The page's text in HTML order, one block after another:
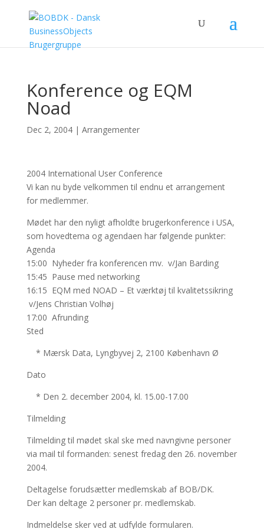
Konference og EQM
Noad
Dec 2, 2004| Arrangementer
2004 International User Conference
Vi kan nu byde velkommen til endnu et arrangement
for medlemmer.
Mødet har den nyligt afholdte brugerkonference i USA,
som hovedtema og agendaen har følgende punkter:
Agenda
15:00 Nyheder fra konferencen mv. v/Jan Barding
15:45 Pause med networking
16:15 EQM med NOAD – Et værktøj til kvalitetssikring
v/Jens Christian Volhøj
17:00 Afrunding
Sted
* Mærsk Data, Lyngbyvej 2, 2100 København Ø
Dato
* Den 2. december 2004, kl. 15.00-17.00
Tilmelding
Tilmelding til mødet skal ske med navngivne personer
via mail til formanden: senest fredag den 26. november
2004.
Deltagelse forudsætter medlemskab af BOB/DK.
Der kan deltage 2 personer pr. medlemskab.
Indmeldelse sker ved at udfylde formularen.